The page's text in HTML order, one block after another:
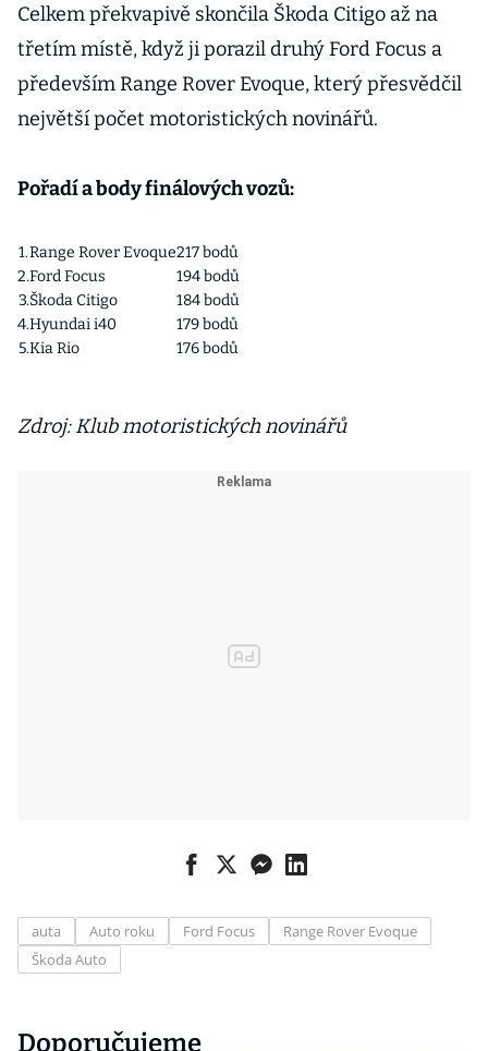
Celkem překvapivě skončila Škoda Citigo až na
třetím místě, když ji porazil druhý Ford Focus a
především Range Rover Evoque, který přesvědčil
největší počet motoristických novinářů.
Pořadí a body finálových vozů:
1.Range Rover Evoque217 bodů
2.Ford Focus
194 bodů
3.Škoda Citigo
184 bodů
4.Hyundai i40
179 bodů
5.Kia Rio 176 bodů
Zdroj: Klub motoristických novinářů
auta Auto roku Ford Focus
Range Rover Evoque
Škoda Auto
Doporučujeme